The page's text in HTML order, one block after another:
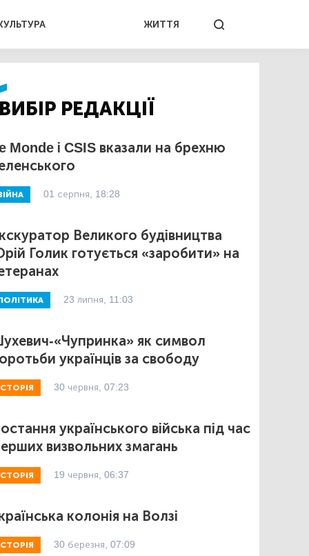
ЖИТТЯ
ВИБІР РЕДАКЦІЇ
Monde і CSIS вказали на брехню
01 серпня, 18:28
Великого будівництва
Голик готується «заробити» на
23 липня, 11:03
«Чупринка» як символ
українців за свободу
30 червня, 07:23
українського війська під час
визвольних змагань
19 червня, 06:37
колонія на Волзі
30 березня, 07:09